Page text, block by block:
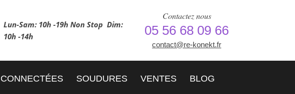
Lun-Sam: 10h -19h Non Stop Dim:
10h -14h
Contactez nous
05 56 68 09 66
contact@re-konekt.fr
SOUDURES VENTES BLOG